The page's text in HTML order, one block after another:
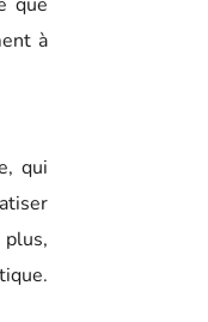
à
qui
plus,